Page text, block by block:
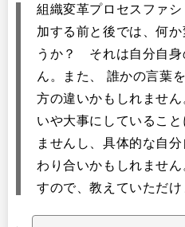
組織変革プロセスファ
加する前と後では、何
うか？ それは自分自身
ん。また、 誰かの言葉
方の違いかもしれませ
いや大事にしているこ
ませんし、具体的な自
わり合いかもしれませ
すので、教えていただけ